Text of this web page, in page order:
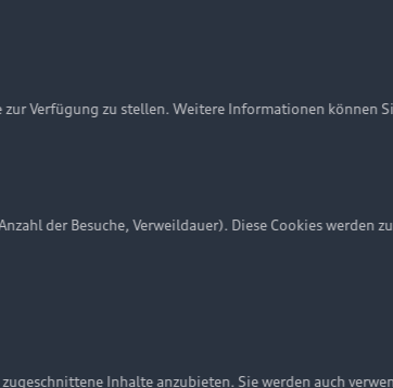
Verfügung zu stellen. Weitere Informationen können
der Besuche, Verweildauer). Diese Cookies werden
Inhalte anzubieten. Sie werden auch
Cookie-Richtlinie Barrierefreiheit
auf dieser Webseite kann abweichen.